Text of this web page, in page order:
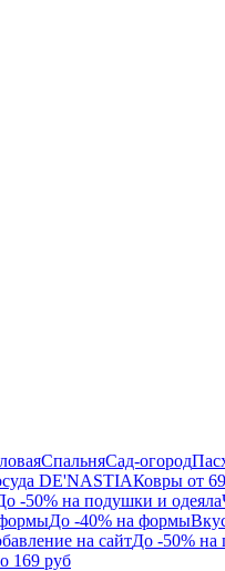
СпальняСад-огород
DE'NASTIAКовры от
-50% на подушки и одеяла
До -40% на формы
на сайтДо -50% на
169 руб